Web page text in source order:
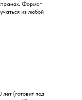
Формат
из любой
(готовит под